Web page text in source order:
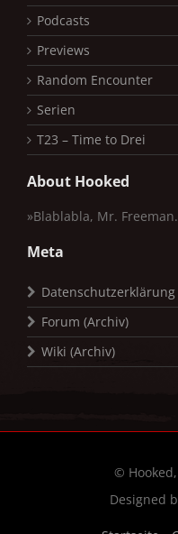
Podcasts
Previews
Random Encounter
Serien
T23 – Time to Drei
About Hooked
»Blablabla, Mr.
Meta
Datenschutzerklärung
Forum (Archiv)
Wiki (Archiv)
© Hooked,
Designed